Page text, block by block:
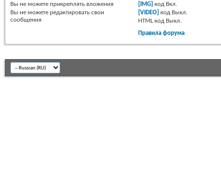
Вы не можете прикреплять вложения
Вы не можете редактировать свои
сообщения
[IMG] код Вкл.
[VIDEO] код Выкл.
HTML код Выкл.
Правила форума